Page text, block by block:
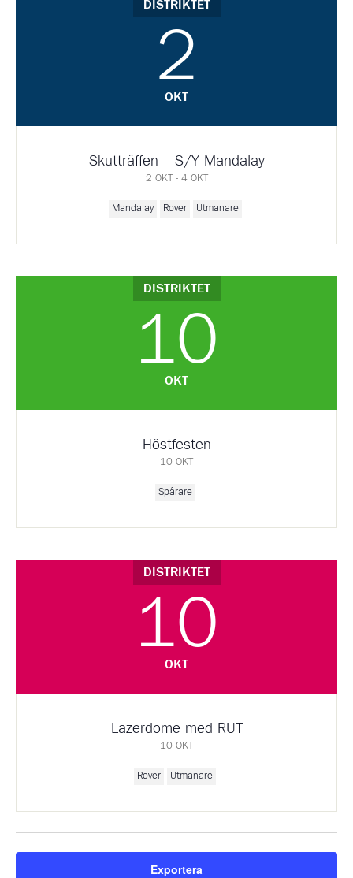
DISTRIKTET
2
OKT
Skutträffen – S/Y Mandalay
2 OKT - 4 OKT
Mandalay Rover Utmanare
DISTRIKTET
10
OKT
Höstfesten
10 OKT
Spårare
DISTRIKTET
10
OKT
Lazerdome med RUT
10 OKT
Rover Utmanare
Exportera